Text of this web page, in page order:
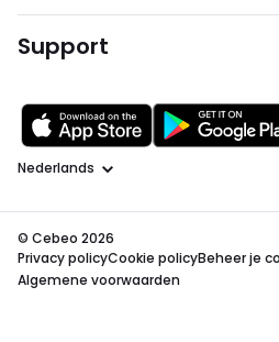
Support
Taal
© Cebeo 2026
Privacy policyCookie policyBeheer je
Algemene voorwaarden